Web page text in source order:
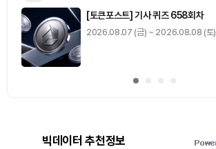
[토큰포스트] 기사 퀴즈 658회차
2026.08.07 (금) ~ 2026.08.08 (토)
빅데이터 추천정보